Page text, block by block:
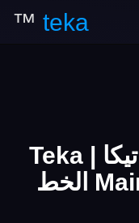
teka
™
مركز صيانة مكانس تيكا | Teka
Maintenance Center الخط